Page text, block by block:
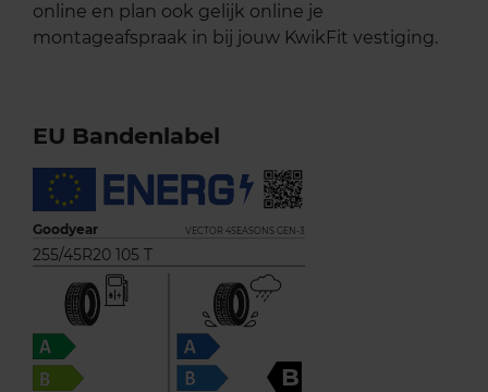
online en plan ook gelijk online je
montageafspraak in bij jouw KwikFit vestiging.
EU Bandenlabel
Goodyear VECTOR 4SEASONS GEN-3
255/45R20 105 T
B